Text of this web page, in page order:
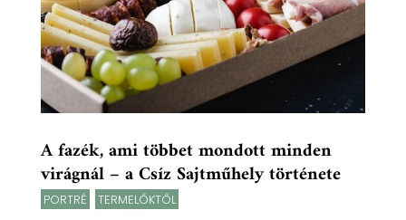
A fazék, ami többet mondott minden
virágnál – a Csíz Sajtműhely története
PORTRÉ TERMELŐKTŐL